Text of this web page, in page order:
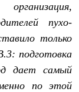
пухо-
только
подготовка
дает самый
по этой